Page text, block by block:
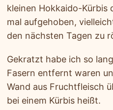
kleinen Hokkaido-Kürbis
mal aufgehoben,
den nächsten Tagen zu
Gekratzt habe ich so
Fasern entfernt waren
Wand aus Fruchtfleisch
bei einem Kürbis heißt.